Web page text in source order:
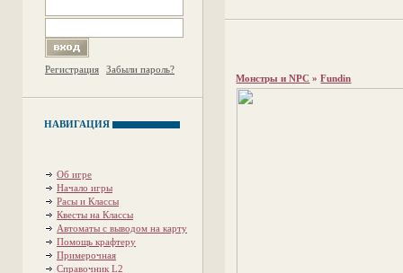
Регистрация Забыли пароль?
НАВИГАЦИЯ
Об игре
Начало игры
Расы и Классы
Квесты на Классы
Автоматы с выводом на карту
Помощь крафтеру
Примерочная
Справочник L2
Монстры и NPC »Fundin